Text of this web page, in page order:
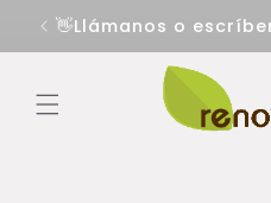
directamente
al contenido
👋Llámanos o